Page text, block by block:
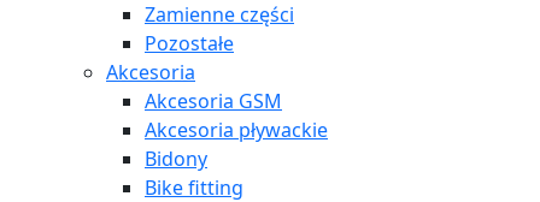
Zamienne części
Pozostałe
Akcesoria
Akcesoria GSM
Akcesoria pływackie
Bidony
Bike fitting